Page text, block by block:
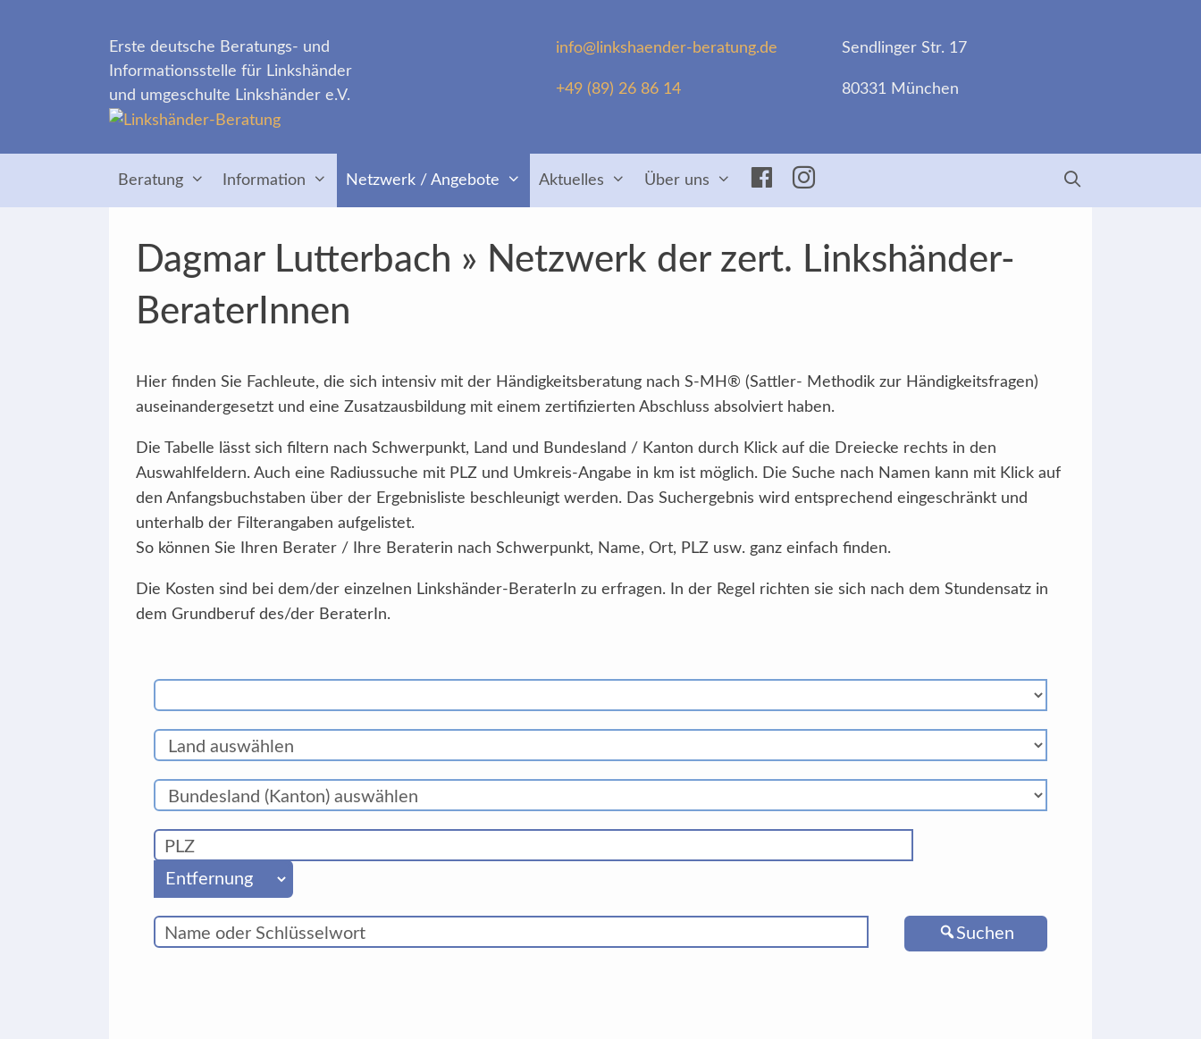
info@linkshaender-beratung.de
+49 (89) 26 86 14
Sendlinger Str. 17
80331 München
Erste deutsche Beratungs- und
Informationsstelle für Linkshänder
und umgeschulte Linkshänder e.V.
Beratung Information Netzwerk / Angebote Aktuelles Über uns Facebook
Insta
Dagmar Lutterbach » Netzwerk der zert. Linkshänder-
BeraterInnen
Hier finden Sie Fachleute, die sich intensiv mit der Händigkeitsberatung nach S-MH® (Sattler- Methodik zur Händigkeitsfragen)
auseinandergesetzt und eine Zusatzausbildung mit einem zertifizierten Abschluss absolviert haben.
Die Tabelle lässt sich filtern nach Schwerpunkt, Land und Bundesland / Kanton durch Klick auf die Dreiecke rechts in den
Auswahlfeldern. Auch eine Radiussuche mit PLZ und Umkreis-Angabe in km ist möglich. Die Suche nach Namen kann mit Klick auf
den Anfangsbuchstaben über der Ergebnisliste beschleunigt werden. Das Suchergebnis wird entsprechend eingeschränkt und
unterhalb der Filterangaben aufgelistet.
So können Sie Ihren Berater / Ihre Beraterin nach Schwerpunkt, Name, Ort, PLZ usw. ganz einfach finden.
Die Kosten sind bei dem/der einzelnen Linkshänder-BeraterIn zu erfragen. In der Regel richten sie sich nach dem Stundensatz in
dem Grundberuf des/der BeraterIn.
Suchen